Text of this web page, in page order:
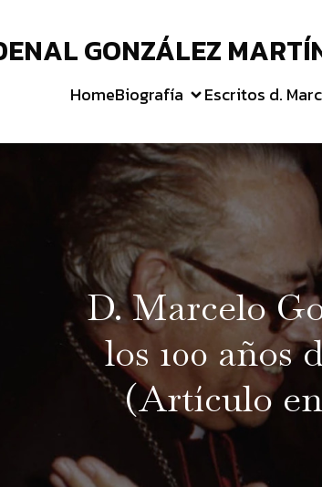
GONZÁLEZ
HomeBiografía Escritos d.
D. Marcelo
los 100 años
(Artículo